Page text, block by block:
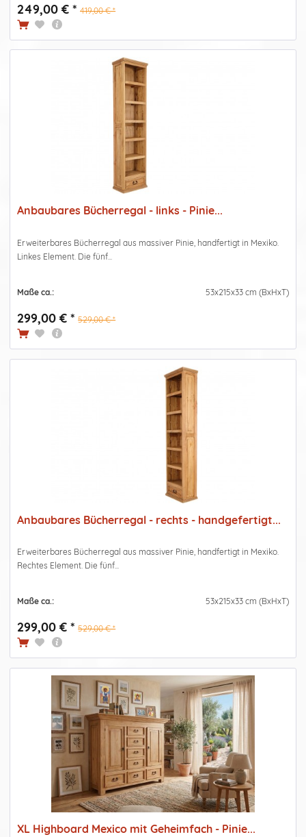
249,00 € * 419,00 € *
Anbaubares Bücherregal - links - Pinie...
Erweiterbares Bücherregal aus massiver Pinie, handfertigt in Mexiko.
Linkes Element. Die fünf...
Maße ca.: 53x215x33 cm (BxHxT)
299,00 € * 529,00 € *
Anbaubares Bücherregal - rechts - handgefertigt...
Erweiterbares Bücherregal aus massiver Pinie, handfertigt in Mexiko.
Rechtes Element. Die fünf...
Maße ca.: 53x215x33 cm (BxHxT)
299,00 € * 529,00 € *
XL Highboard Mexico mit Geheimfach - Pinie...